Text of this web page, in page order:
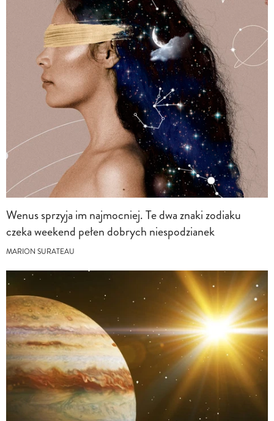
Wenus sprzyja im najmocniej. Te dwa znaki zodiaku
czeka weekend pełen dobrych niespodzianek
MARION SURATEAU